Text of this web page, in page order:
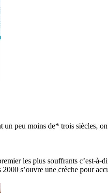
peu moins de* trois siècles,
les plus souffrants c’est-à-
s’ouvre une crèche pour